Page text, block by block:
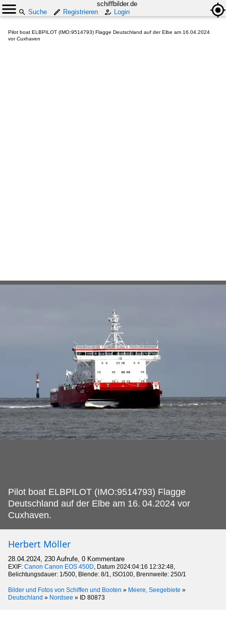
schiffbilder.de
Suche
Registrieren Login
Pilot boat ELBPILOT (IMO:9514793) Flagge Deutschland auf der Elbe am 16.04.2024
vor Cuxhaven
Pilot boat ELBPILOT (IMO:9514793) Flagge
Deutschland auf der Elbe am 16. 04.2024 vor
Cuxhaven.
Herbert Möller
28.04.2024, 230 Aufrufe, 0 Kommentare
EXIF: Canon Canon EOS 450D , Datum 2024:04:16 12:32:48,
Belichtungsdauer: 1/500, Blende: 8/1, ISO100, Brennweite: 250/1
Bilder und Fotos von Schiffen und Booten » Meere, Seegebiete »
Deutschland » Nordsee » ID 80873